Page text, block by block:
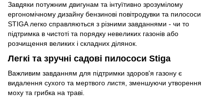
Завдяки потужним двигунам та інтуїтивно зрозумілому
ергономічному дизайну бензинові повітродувки та пилососи
STIGA легко справляються з різними завданнями - чи то
підтримка в чистоті та порядку невеликих газонів або
розчищення великих і складних ділянок.
Легкі та зручні садові пилососи Stiga
Важливим завданням для підтримки здоров'я газону є
видалення сухого та мертвого листя, зменшуючи утворення
моху та грибка на траві.